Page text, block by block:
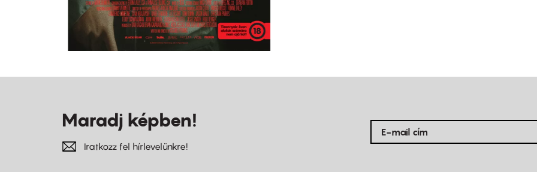
Maradj képben!
Iratkozz fel hírlevelünkre!